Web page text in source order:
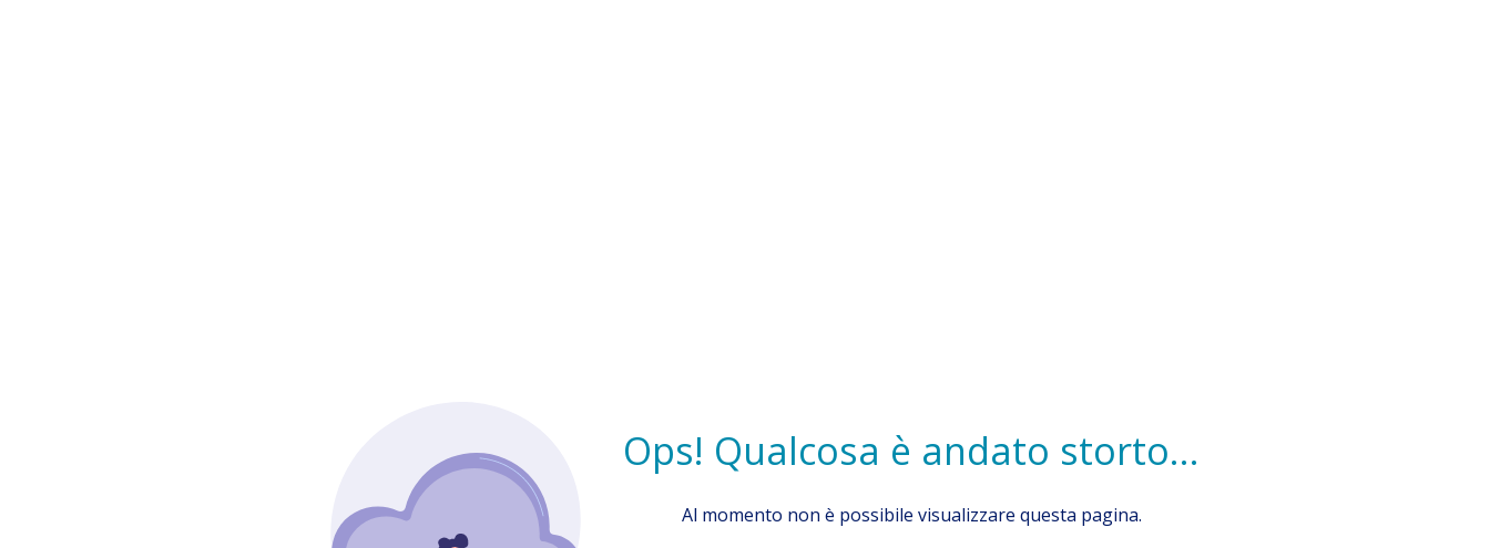
Ops! Qualcosa è andato storto...
Al momento non è possibile visualizzare questa pagina.